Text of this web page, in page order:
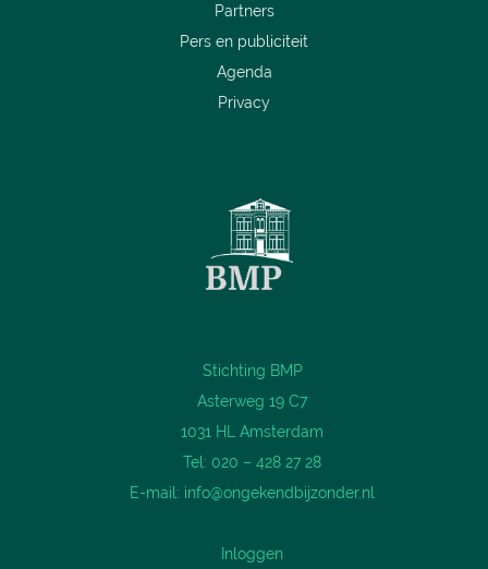
Partners
Pers en publiciteit
Agenda
Privacy
Stichting BMP
Asterweg 19 C7
1031 HL Amsterdam
Tel: 020 – 428 27 28
E-mail: info@ongekendbijzonder.nl
Inloggen